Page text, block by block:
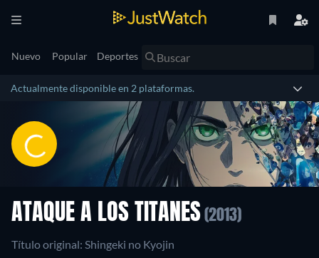
Nuevo Popular Deportes
Actualmente disponible en 2 plataformas.
ATAQUE A LOS TITANES (2013)
Título original: Shingeki no Kyojin